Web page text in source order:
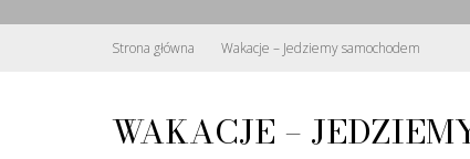
Strona główna Wakacje – Jedziemy samochodem
WAKACJE –